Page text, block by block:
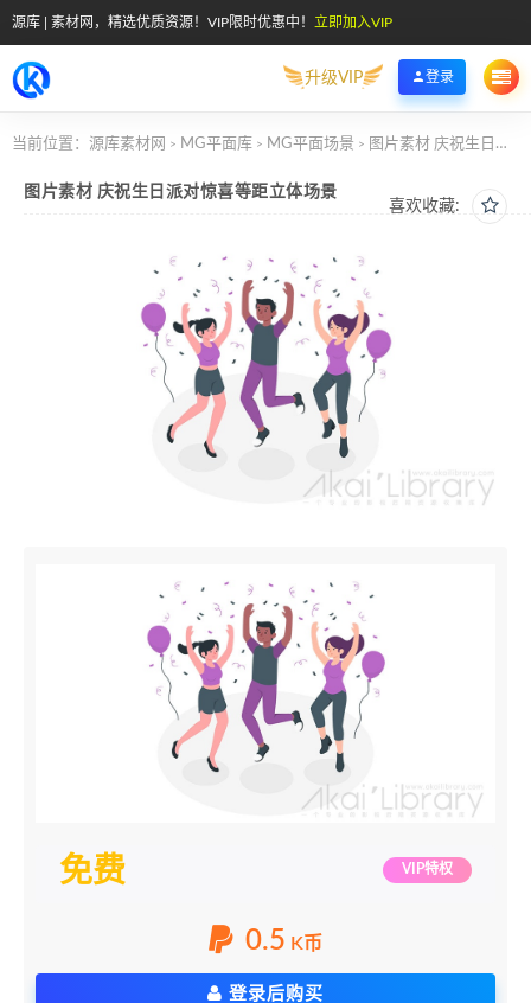
源库 | 素材网，精选优质资源！VIP限时优惠中！ 立即加入VIP
升级VIP 登录
当前位置： 源库素材网 > MG平面库 > MG平面场景 > 图片素材 庆祝生日派对惊喜等距立体场景
喜欢收藏:
图片素材 庆祝生日派对惊喜等距立体场景
免费 VIP特权
0.5 K币
登录后购买